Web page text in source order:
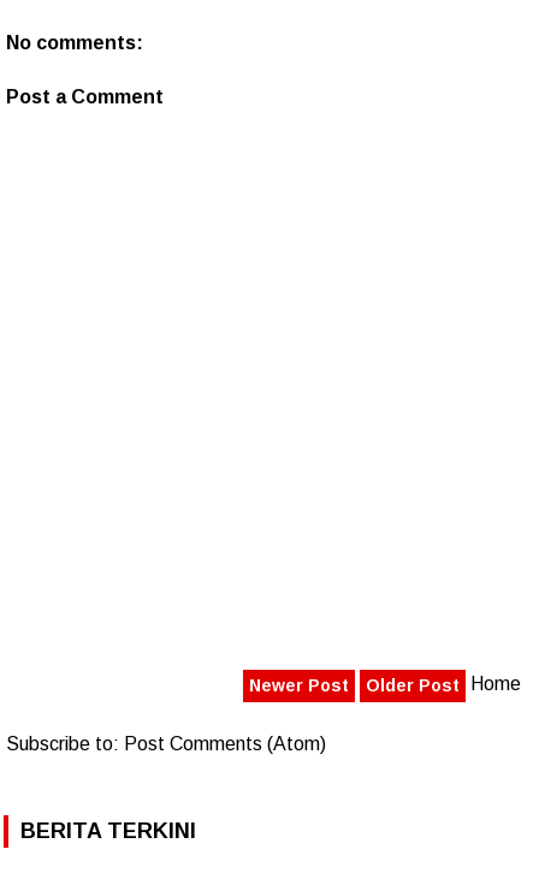
No comments:
Post a Comment
Newer Post Older Post Home
Subscribe to: Post Comments (Atom)
BERITA TERKINI